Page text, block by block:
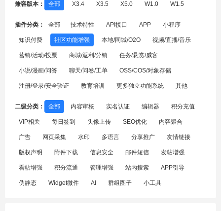
兼容版本： 全部 X3.4 X3.5 X5.0 W1.0 W1.5
插件分类： 全部 技术特性 API接口 APP 小程序
知识付费 社区功能增强 本地/同城/O2O 视频/直播/音乐
营销/活动/投票 商城/返利/分销 任务/悬赏/威客
小说/漫画/问答 聊天/问卷/工单 OSS/COS/对象存储
注册/登录/安全验证 教育培训 更多独立功能系统 其他
二级分类： 全部 内容审核 实名认证 编辑器 积分充值
VIP相关 每日签到 头像上传 SEO优化 内容聚合
广告 网页采集 水印 多语言 分享推广 友情链接
版权声明 附件下载 信息安全 邮件短信 发帖增强
看帖增强 积分流通 管理增强 站内搜索 APP引导
伪静态 Widget微件 AI 群组圈子 小工具